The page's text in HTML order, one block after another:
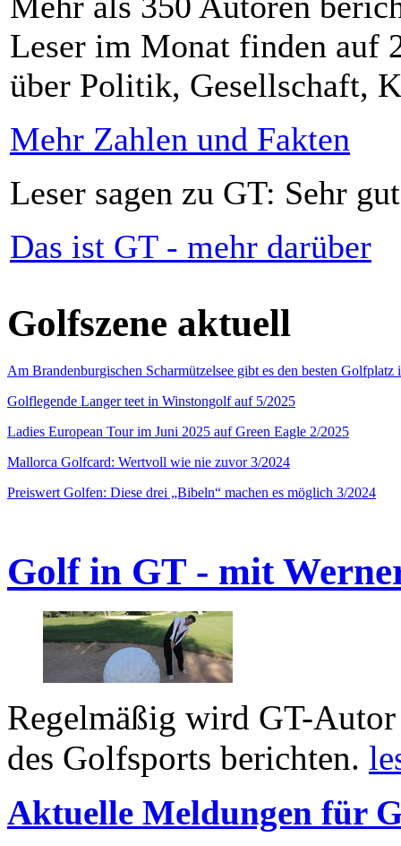
Leser im Monat finden auf
über Politik, Gesellschaft,
Mehr Zahlen und Fakten
Leser sagen zu GT: Sehr
Das ist GT - mehr darüber
Golfszene aktuell
Am Brandenburgischen Scharmützelsee gibt es den besten
Golflegende Langer teet in Winstongolf auf 5/2025
Ladies European Tour im Juni 2025 auf Green Eagle 2/2025
Mallorca Golfcard: Wertvoll wie nie zuvor 3/2024
Preiswert Golfen: Diese drei „Bibeln“ machen es möglich 3/2024
Golf in GT - mit
Regelmäßig wird GT-
des Golfsports berichten.
Aktuelle Meldungen für